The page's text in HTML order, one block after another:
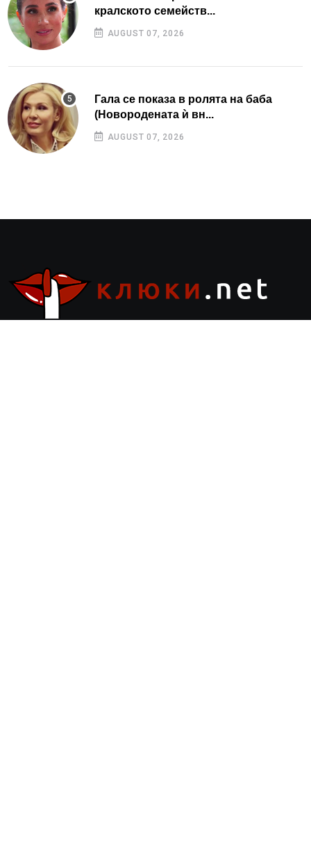
кралското семейств...
AUGUST 07, 2026
Гала се показа в ролята на баба
(Новородената ѝ вн...
AUGUST 07, 2026